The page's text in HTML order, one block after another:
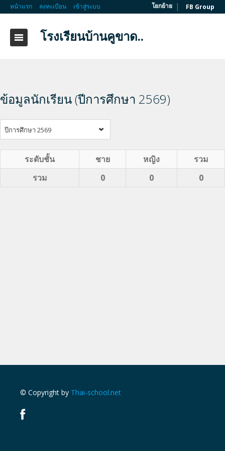
หน้าแรก ลงทะเบียน เข้าสู่ระบบ โยกย้าย | FB Group
โรงเรียนบ้านคูขาด..
ข้อมูลนักเรียน (ปีการศึกษา 2569)
ปีการศึกษา 2569
ระดับชั้น ชาย หญิง
รวม
รวม
0 0 0
© Copyright by Thai-school.net